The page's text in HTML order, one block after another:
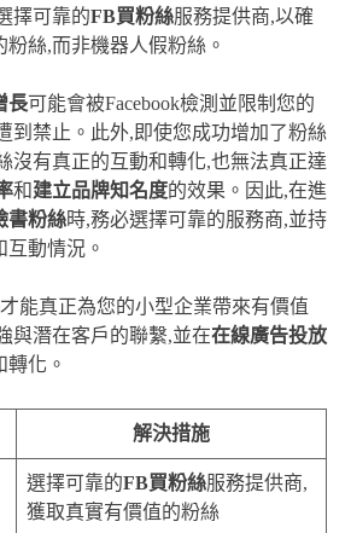
擇可靠的FB買粉絲服務提供商,以確
絲,而非機器人假粉絲。
長可能會被Facebook檢測並限制您的
到禁止。此外,即使您成功增加了粉絲
沒有真正的互動和轉化,也無法真正達
和建立品牌知名度的效果。因此,在進
書粉絲時,務必選擇可靠的服務商,並持
動情況。
才能真正為您的小型企業帶來有價值
與潛在客戶的聯繫,並在在線廣告投放
化。
解決措施
選擇可靠的FB買粉絲服務提供商,
獲取真實有價值的粉絲